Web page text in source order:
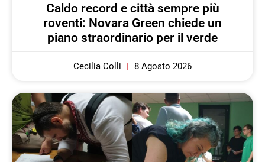
Caldo record e città sempre più
roventi: Novara Green chiede un
piano straordinario per il verde
Cecilia Colli 8 Agosto 2026